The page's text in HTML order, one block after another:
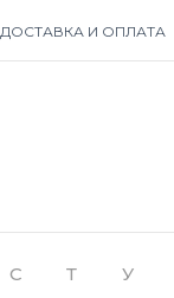
ДОСТАВКА И ОПЛАТА
С Т У